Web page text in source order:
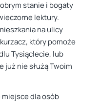
stanie i bogaty
lektury.
na ulicy
który pomoże
Tysiąclecie, lub
już nie służą Twoim
miejsce dla osób